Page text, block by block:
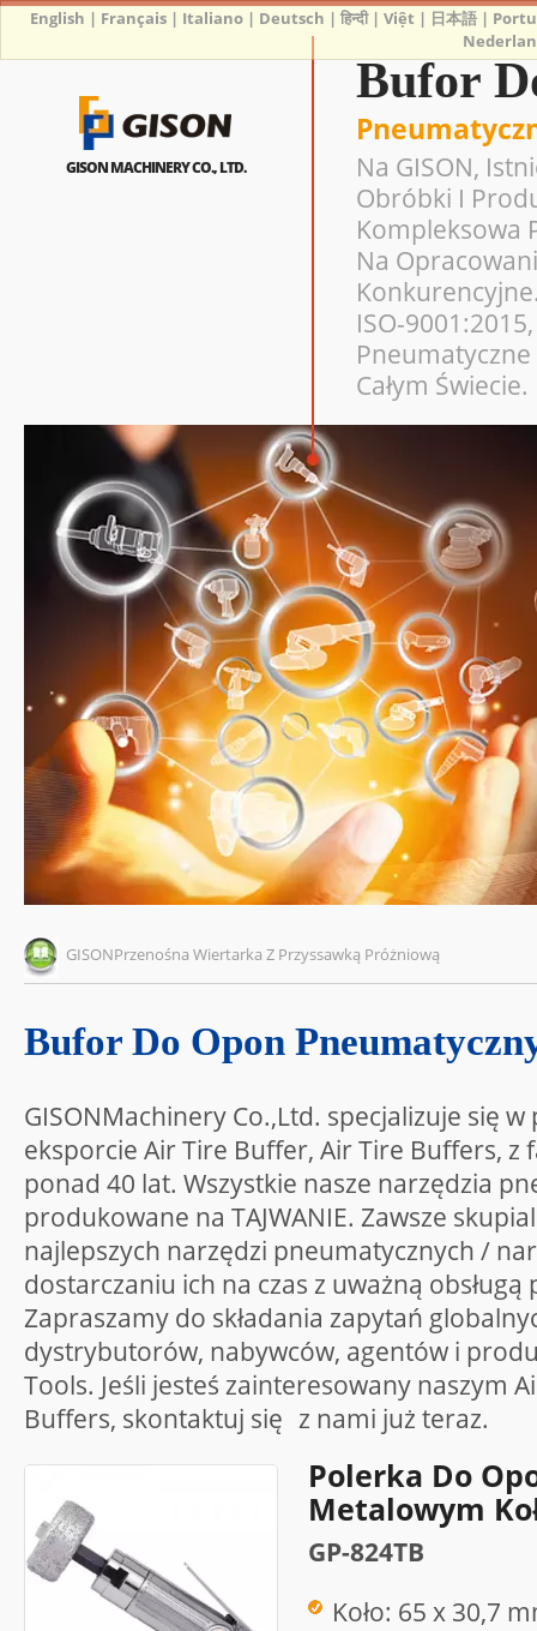
GISON MACHINERY CO., LTD.
Bufor
Na GISON,
Obróbki I
Kompleksowa
Na
ISO-
Całym Świecie.
GISONPrzenośna Wiertarka Z Przyssawką Próżniową
Bufor Do Opon
GISONMachinery Co.,Ltd. specjalizuje się
eksporcie Air Tire Buffer, Air Tire Buffers, z
ponad 40 lat. Wszystkie nasze narzędzia
produkowane na TAJWANIE. Zawsze
najlepszych narzędzi pneumatycznych /
dostarczaniu ich na czas z uważną
Zapraszamy do składania zapytań
dystrybutorów, nabywców, agentów i
Tools. Jeśli jesteś zainteresowany naszym
Buffers, skontaktuj się z nami już teraz.
Polerka Do
Metalowym
GP-824TB
Koło: 65 x 30,7
English | Français | Italiano | Deutsch |हिन्दी|Việt | 日本語 |